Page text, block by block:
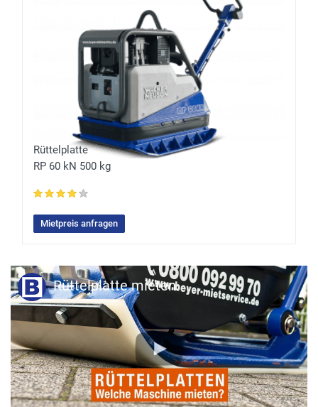
Rüttelplatte
RP 60 kN 500 kg
Mietpreis anfragen
Rüttelplatte mieten